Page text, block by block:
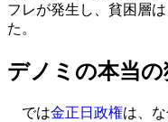
フレが発生し、貧困層
た。
デノミの本当
では金正日政権は、